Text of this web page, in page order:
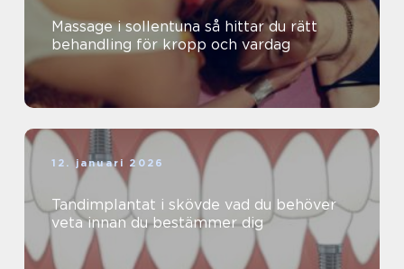
Massage i sollentuna så hittar du rätt
behandling för kropp och vardag
12. januari 2026
Tandimplantat i skövde vad du behöver
veta innan du bestämmer dig